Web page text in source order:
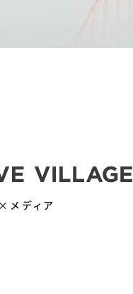
メディア